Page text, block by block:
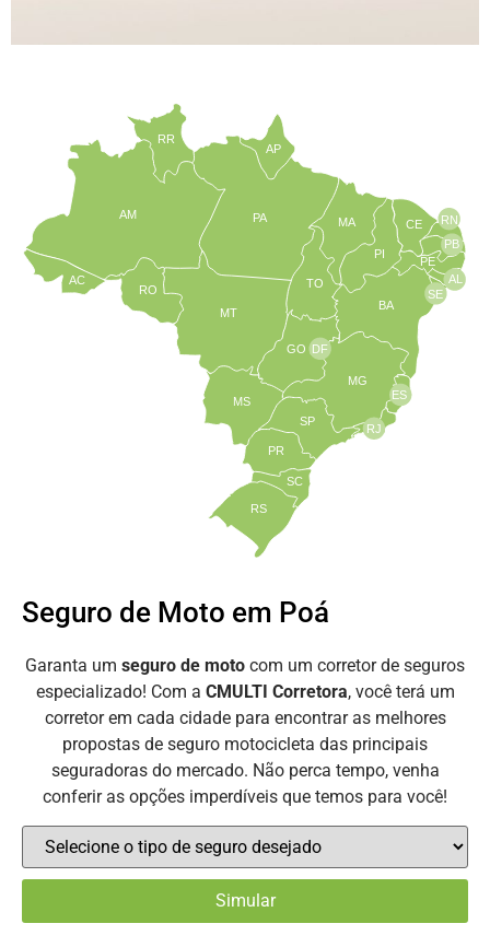
TO
BA
SE
PE
AL
RN
CE
PI
MA
AP
PA
RR
AM
AC
RO
MT
MS
GO
PR
SC
RS
SP
MG
RJ
ES
DF
PB
Seguro de Moto em Poá
Garanta um seguro de moto com um corretor de seguros
especializado! Com a CMULTI Corretora, você terá um
corretor em cada cidade para encontrar as melhores
propostas de seguro motocicleta das principais
seguradoras do mercado. Não perca tempo, venha
conferir as opções imperdíveis que temos para você!